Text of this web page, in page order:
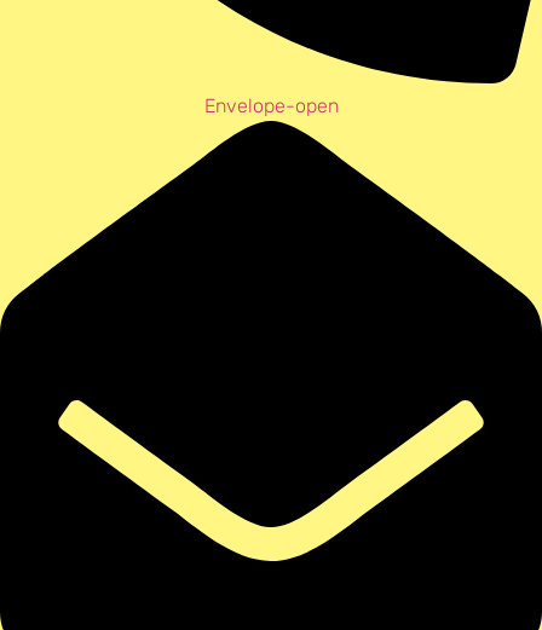
Envelope-open